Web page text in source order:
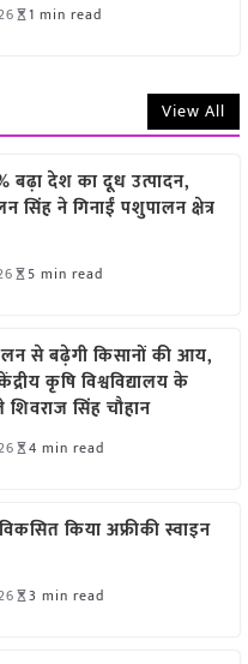
1 min read
View All
बढ़ा देश का दूध उत्पादन,
सिंह ने गिनाईं पशुपालन क्षेत्र
5 min read
से बढ़ेगी किसानों की आय,
कृषि विश्वविद्यालय के
शिवराज सिंह चौहान
4 min read
किया अफ्रीकी स्वाइन
3 min read